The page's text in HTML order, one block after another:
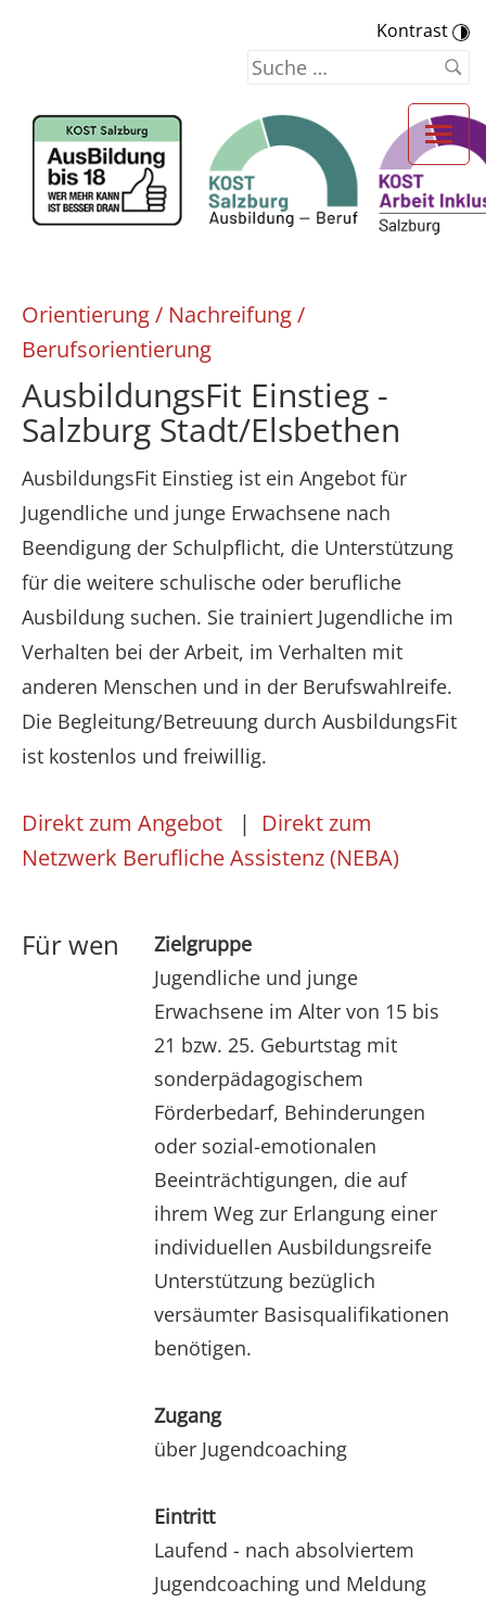
Kontrast
Orientierung / Nachreifung /
Berufsorientierung
AusbildungsFit Einstieg -
Salzburg Stadt/Elsbethen
AusbildungsFit Einstieg ist ein Angebot für
Jugendliche und junge Erwachsene nach
Beendigung der Schulpflicht, die Unterstützung
für die weitere schulische oder berufliche
Ausbildung suchen. Sie trainiert Jugendliche im
Verhalten bei der Arbeit, im Verhalten mit
anderen Menschen und in der Berufswahlreife.
Die Begleitung/Betreuung durch AusbildungsFit
ist kostenlos und freiwillig.
Direkt zum Angebot | Direkt zum
Netzwerk Berufliche Assistenz (NEBA)
Für wen
Zielgruppe
Jugendliche und junge
Erwachsene im Alter von 15 bis
21 bzw. 25. Geburtstag mit
sonderpädagogischem
Förderbedarf, Behinderungen
oder sozial-emotionalen
Beeinträchtigungen, die auf
ihrem Weg zur Erlangung einer
individuellen Ausbildungsreife
Unterstützung bezüglich
versäumter Basisqualifikationen
benötigen.
Zugang
über Jugendcoaching
Eintritt
Laufend - nach absolviertem
Jugendcoaching und Meldung